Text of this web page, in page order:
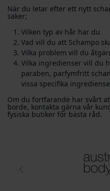
När du letar efter ett nytt
saker;
Vilken typ av hår har du
Vad vill du att Schampo
Vilka problem vill du
Vilka ingredienser vill du
paraben, parfymfritt
vissa specifika
Om du fortfarande har svårt
borde, kontakta gärna vår
fysiska butiker för bästa råd.